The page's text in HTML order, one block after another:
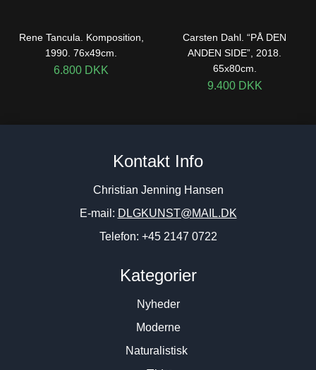
Rene Tancula. Komposition,
1990. 76x49cm.
6.800 DKK
Carsten Dahl. “PÅ DEN
ANDEN SIDE”, 2018.
65x80cm.
9.400 DKK
Kontakt Info
Christian Jenning Hansen
E-mail: DLGKUNST@MAIL.DK
Telefon: +45 2147 0722
Kategorier
Nyheder
Moderne
Naturalistisk